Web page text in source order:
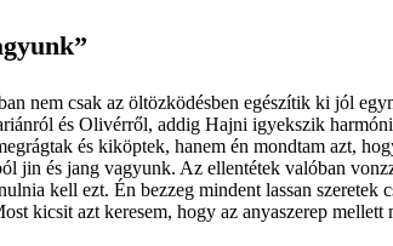
nem csak az öltözködésben egészítik ki jól
és Olivérről, addig Hajni igyekszik
és kiköptek, hanem én mondtam azt,
jin és jang vagyunk. Az ellentétek valóban
kell ezt. Én bezzeg mindent lassan
kicsit azt keresem, hogy az anyaszerep